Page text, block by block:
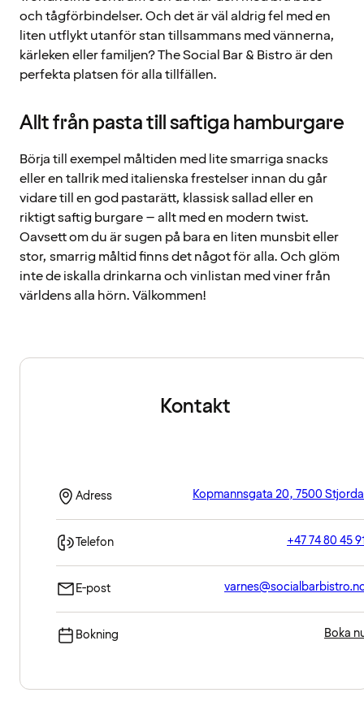
och tågförbindelser. Och det är väl aldrig fel med en
liten utflykt utanför stan tillsammans med vännerna,
kärleken eller familjen? The Social Bar & Bistro är den
perfekta platsen för alla tillfällen.
Allt från pasta till saftiga hamburgare
Börja till exempel måltiden med lite smarriga snacks
eller en tallrik med italienska frestelser innan du går
vidare till en god pastarätt, klassisk sallad eller en
riktigt saftig burgare – allt med en modern twist.
Oavsett om du är sugen på bara en liten munsbit eller
stor, smarrig måltid finns det något för alla. Och glöm
inte de iskalla drinkarna och vinlistan med viner från
världens alla hörn. Välkommen!
Kontakt
Adress Kopmannsgata 20, 7500
Telefon +47 74 80 45
E-post
Bokning Boka